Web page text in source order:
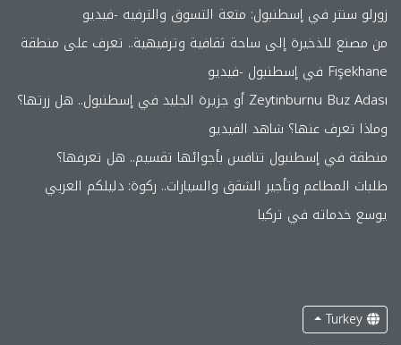
زورلو سنتر في إسطنبول: متعة التسوق والترفيه -فيديو
من مصنع للذخيرة إلى ساحة ثقافية وترفيهية.. تعرف على منطقة
Fişekhane في إسطنبول -فيديو
Zeytinburnu Buz Adası أو جزيرة الجليد في إسطنبول.. هل زرتها؟
وماذا تعرف عنها؟ شاهد الفيديو
منطقة في إسطنبول تنافس بأجوائها تقسيم.. هل تعرفها؟
طلبات المطاعم وتأجير الشقق والسيارات.. ركوة: دليلكم العربي
يوسع خدماته في تركيا
Turkey